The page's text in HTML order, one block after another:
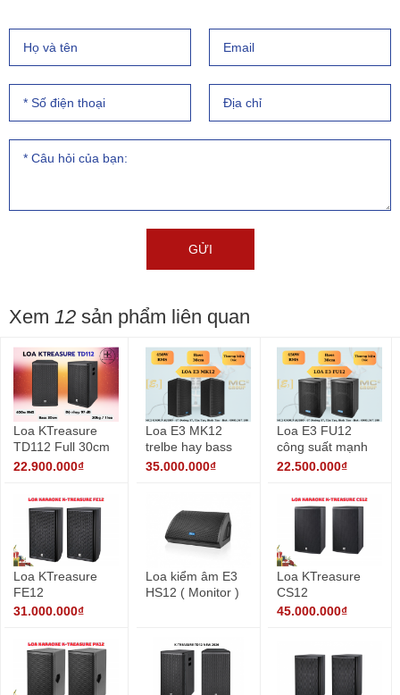
Xem 12 sản phẩm liên quan
Loa KTreasure
TD112 Full 30cm
nhập khẩu
22.900.000₫
Loa E3 MK12
trelbe hay bass
khỏe
35.000.000₫
Loa E3 FU12
công suất mạnh
mẽ cho karaoke
22.500.000₫
Loa KTreasure
FE12
31.000.000₫
Loa kiểm âm E3
HS12 ( Monitor )
Loa KTreasure
CS12
45.000.000₫